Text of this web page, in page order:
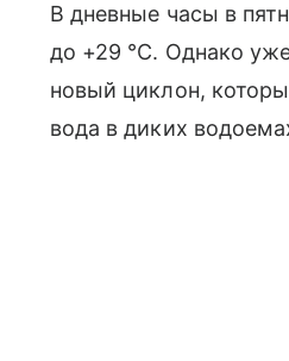
В дневные часы в
до +29 °C. Однако
новый циклон,
вода в диких